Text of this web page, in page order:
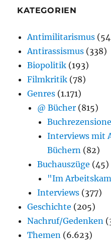
KATEGORIEN
Antimilitarismus
Antirassismus (338)
Biopolitik (193)
Filmkritik (78)
Genres (1.171)
@ Bücher (815)
Interviews mit
Büchern (82)
Buchauszüge (45)
"Im
Interviews (377)
Geschichte (205)
Nachruf/Gedenken
Themen (6.623)